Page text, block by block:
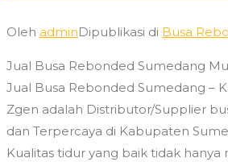
Oleh adminDipublikasi di Busa
Jual Busa Rebonded Sumedang
Jual Busa Rebonded Sumedang –
Zgen adalah Distributor/Supplier
dan Terpercaya di Kabupaten
Kualitas tidur yang baik tidak